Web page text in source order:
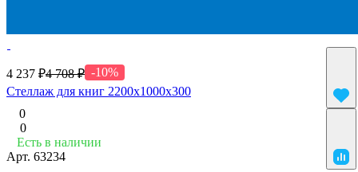
4 237 ₽4 708 ₽ -10%
Cтеллаж для книг 2200х1000х300
0
0
Есть в наличии
Арт. 63234